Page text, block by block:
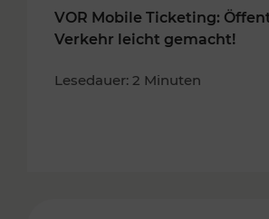
VOR Mobile Ticketing:
Verkehr leicht gemacht!
Lesedauer: 2 Minuten